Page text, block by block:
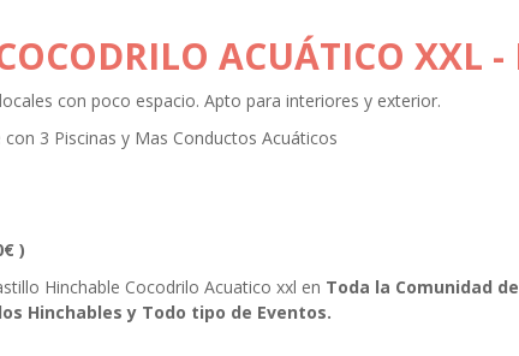
ACUÁTICO XXL -
con poco espacio. Apto para interiores y exterior.
3 Piscinas y Mas Conductos Acuáticos
)
Hinchable Cocodrilo Acuatico xxl en Toda la Comunidad
Hinchables y Todo tipo de Eventos.